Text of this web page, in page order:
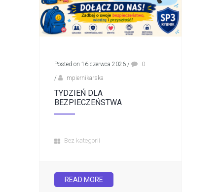
Posted on 16 czerwca 2026 /
0
/
mpiernikarska
TYDZIEŃ DLA
BEZPIECZEŃSTWA
Bez kategorii
READ MORE